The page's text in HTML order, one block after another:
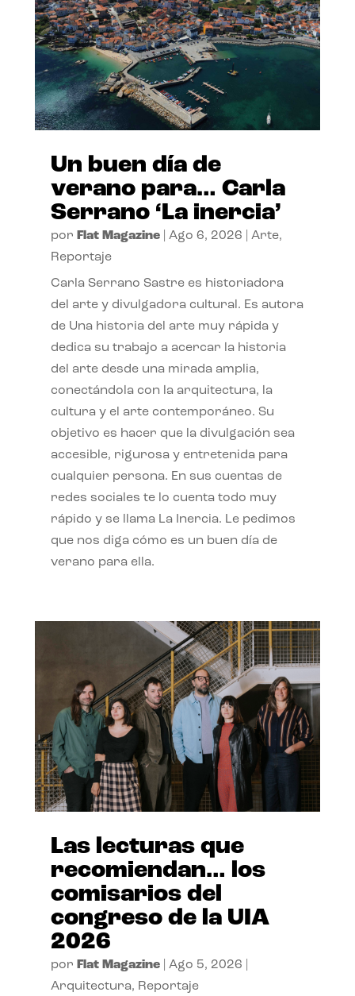
Un buen día de
verano para… Carla
Serrano ‘La inercia’
por Flat Magazine| Ago 6, 2026 Arte,
Reportaje
Carla Serrano Sastre es historiadora
del arte y divulgadora cultural. Es autora
de Una historia del arte muy rápida y
dedica su trabajo a acercar la historia
del arte desde una mirada amplia,
conectándola con la arquitectura, la
cultura y el arte contemporáneo. Su
objetivo es hacer que la divulgación sea
accesible, rigurosa y entretenida para
cualquier persona. En sus cuentas de
redes sociales te lo cuenta todo muy
rápido y se llama La Inercia. Le pedimos
que nos diga cómo es un buen día de
verano para ella.
Las lecturas que
recomiendan… los
comisarios del
congreso de la UIA
2026
por Flat Magazine| Ago 5, 2026
Arquitectura, Reportaje